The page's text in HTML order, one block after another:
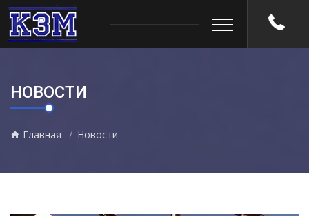
НОВОСТИ
Главная Новости